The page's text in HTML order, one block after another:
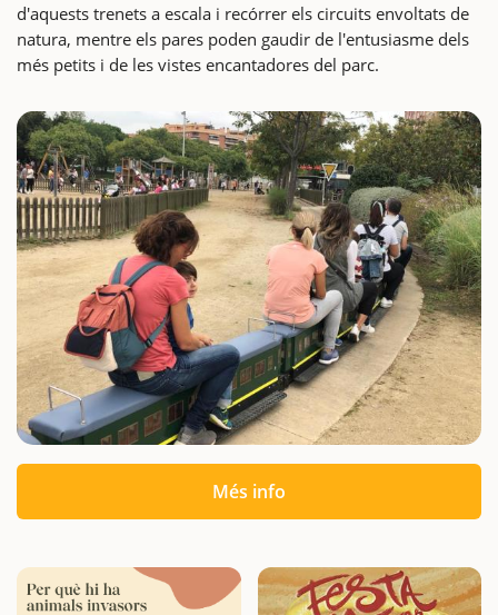
d'aquests trenets a escala i recórrer els circuits envoltats de
natura, mentre els pares poden gaudir de l'entusiasme dels
més petits i de les vistes encantadores del parc.
Més info